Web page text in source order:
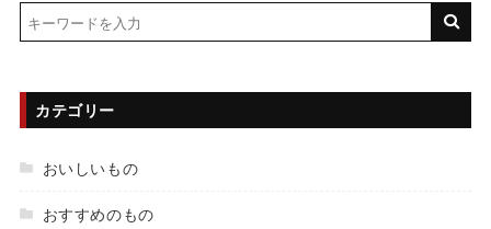
カテゴリー
おいしいもの
おすすめのもの